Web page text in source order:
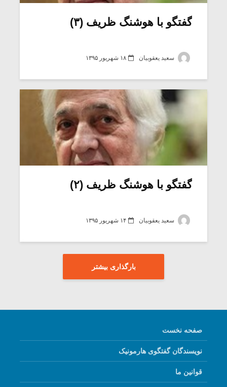
گفتگو با هوشنگ ظریف (۳)
سعید یعقوبیان ۱۸ شهریور ۱۳۹۵
گفتگو با هوشنگ ظریف (۲)
سعید یعقوبیان ۱۴ شهریور ۱۳۹۵
بارگذاری بیشتر
صفحه نخست
نویسندگان گفتگوی هارمونیک
قوانین ما